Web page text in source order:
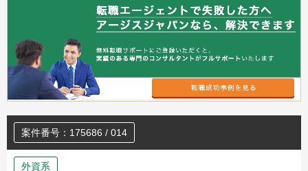
案件番号：175686 / 014
外資系